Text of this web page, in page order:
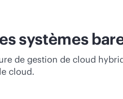
systèmes
de gestion de cloud
cloud.